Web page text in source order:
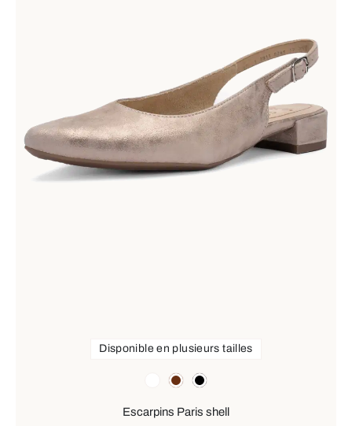
blancmarron
noir
Disponible en plusieurs tailles
Escarpins Paris shell